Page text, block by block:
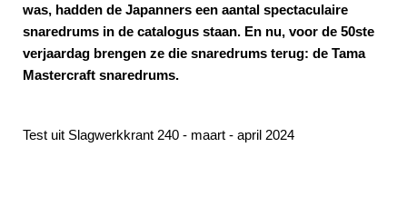
was, hadden de Japanners een aantal spectaculaire
snaredrums in de catalogus staan. En nu, voor de 50ste
verjaardag brengen ze die snaredrums terug: de Tama
Mastercraft snaredrums.
Test uit Slagwerkkrant 240 - maart - april 2024